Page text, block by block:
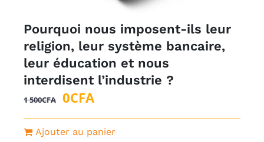
Pourquoi nous imposent-ils leur
religion, leur système bancaire,
leur éducation et nous
interdisent l’industrie ?
1 500CFA
Le
prix
initial
0CFALe
prix
actuel
Ajouter au panier